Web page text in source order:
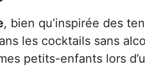
, bien qu’inspirée des
les cocktails sans
petits-enfants lors